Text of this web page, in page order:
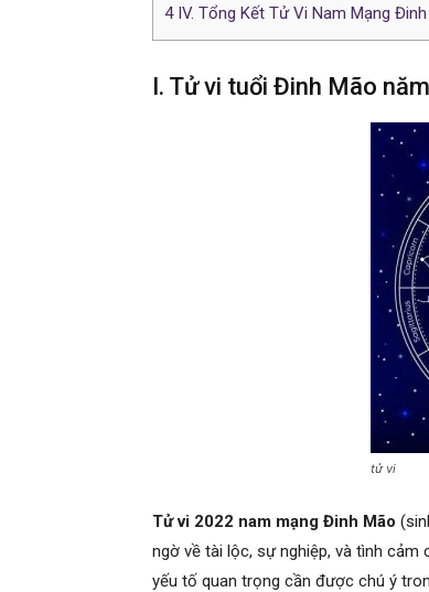
4IV. Tổng Kết Tử Vi Nam Mạng
I. Tử vi tuổi Đinh Mão
tử vi
Tử vi 2022 nam mạng Đinh Mão
ngờ về tài lộc, sự nghiệp, và tình
yếu tố quan trọng cần được chú ý